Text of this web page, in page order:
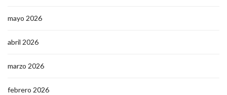
mayo 2026
abril 2026
marzo 2026
febrero 2026